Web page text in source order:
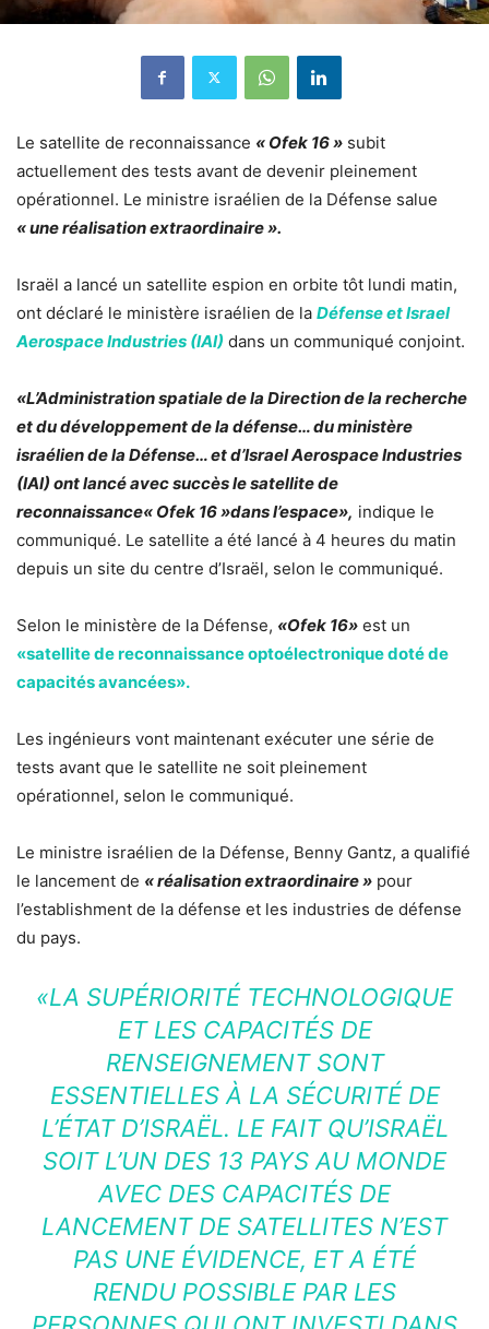
Le satellite de reconnaissance « Ofek 16 » subit
actuellement des tests avant de devenir pleinement
opérationnel. Le ministre israélien de la Défense salue
« une réalisation extraordinaire ».
Israël a lancé un satellite espion en orbite tôt lundi matin,
ont déclaré le ministère israélien de la Défense et Israel
Aerospace Industries (IAI) dans un communiqué conjoint.
«L’Administration spatiale de la Direction de la recherche
et du développement de la défense… du ministère
israélien de la Défense… et d’Israel Aerospace Industries
(IAI) ont lancé avec succès le satellite de
reconnaissance« Ofek 16 »dans l’espace», indique le
communiqué. Le satellite a été lancé à 4 heures du matin
depuis un site du centre d’Israël, selon le communiqué.
Selon le ministère de la Défense, «Ofek 16» est un
«satellite de reconnaissance optoélectronique doté de
capacités avancées».
Les ingénieurs vont maintenant exécuter une série de
tests avant que le satellite ne soit pleinement
opérationnel, selon le communiqué.
Le ministre israélien de la Défense, Benny Gantz, a qualifié
le lancement de « réalisation extraordinaire » pour
l’establishment de la défense et les industries de défense
du pays.
«LA SUPÉRIORITÉ TECHNOLOGIQUE
ET LES CAPACITÉS DE
RENSEIGNEMENT SONT
ESSENTIELLES À LA SÉCURITÉ DE
L’ÉTAT D’ISRAËL. LE FAIT QU’ISRAËL
SOIT L’UN DES 13 PAYS AU MONDE
AVEC DES CAPACITÉS DE
LANCEMENT DE SATELLITES N’EST
PAS UNE ÉVIDENCE, ET A ÉTÉ
RENDU POSSIBLE PAR LES